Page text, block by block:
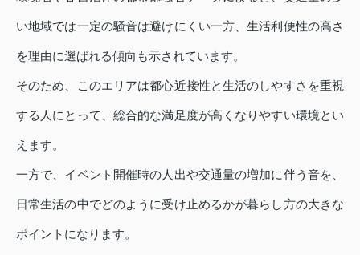
い地域では一定の騒音は避けにくい一方、生活利便性の高さ
を理由に選ばれる傾向も示されています。
そのため、このエリアは都心近接性と生活のしやすさを重視
する人にとって、総合的な満足度が高くなりやすい環境とい
えます。
一方で、イベント開催時の人出や交通量の増加に伴う音を、
日常生活の中でどのように受け止めるかが暮らし方の大きな
ポイントになります。